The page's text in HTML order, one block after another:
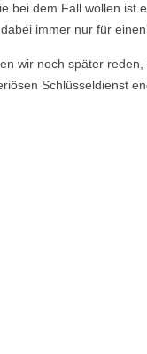
bei dem Fall wollen ist
immer nur für
wir noch später
Schlüsseldienst